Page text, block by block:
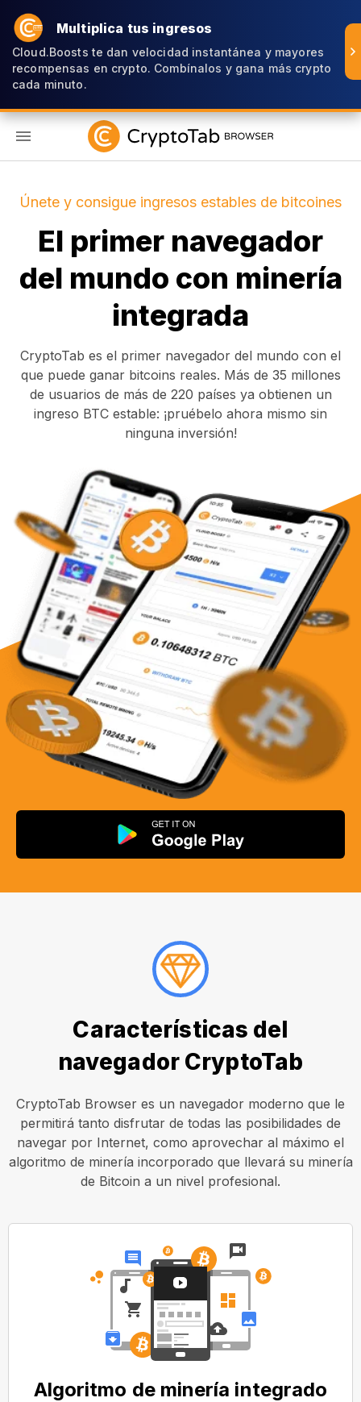
Multiplica tus ingresos
Cloud.Boosts te dan velocidad instantánea y mayores
recompensas en crypto. Combínalos y gana más crypto
cada minuto.
Únete y consigue ingresos estables de bitcoines
El primer navegador
del mundo con minería
integrada
CryptoTab es el primer navegador del mundo con el
que puede ganar bitcoins reales. Más de 35 millones
de usuarios de más de 220 países ya obtienen un
ingreso BTC estable: ¡pruébelo ahora mismo sin
ninguna inversión!
Características del
navegador CryptoTab
CryptoTab Browser es un navegador moderno que le
permitirá tanto disfrutar de todas las posibilidades de
navegar por Internet, como aprovechar al máximo el
algoritmo de minería incorporado que llevará su minería
de Bitcoin a un nivel profesional.
Algoritmo de minería integrado